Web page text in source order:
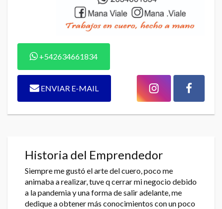
+542634661834
ENVIAR E-MAIL
Historia del Emprendedor
Siempre me gustó el arte del cuero, poco me
animaba a realizar, tuve q cerrar mi negocio debido
a la pandemia y una forma de salir adelante, me
dedique a obtener más conocimientos con un poco